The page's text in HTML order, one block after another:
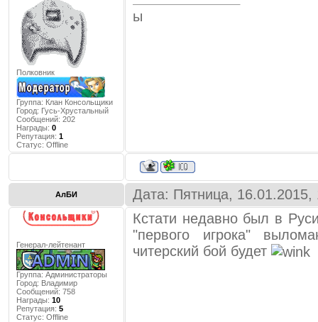
Полковник
Группа: Клан Консольщики
Город: Гусь-Хрустальный
Сообщений: 202
Награды: 0
Репутация: 1
Статус: Offline
ы
АлБИ Дата: Пятница,
Генерал-лейтенант
Группа: Администраторы
Город: Владимир
Сообщений: 758
Награды: 10
Репутация: 5
Статус: Offline
Кстати недавно был в
"первого игрока"
читерский бой будет